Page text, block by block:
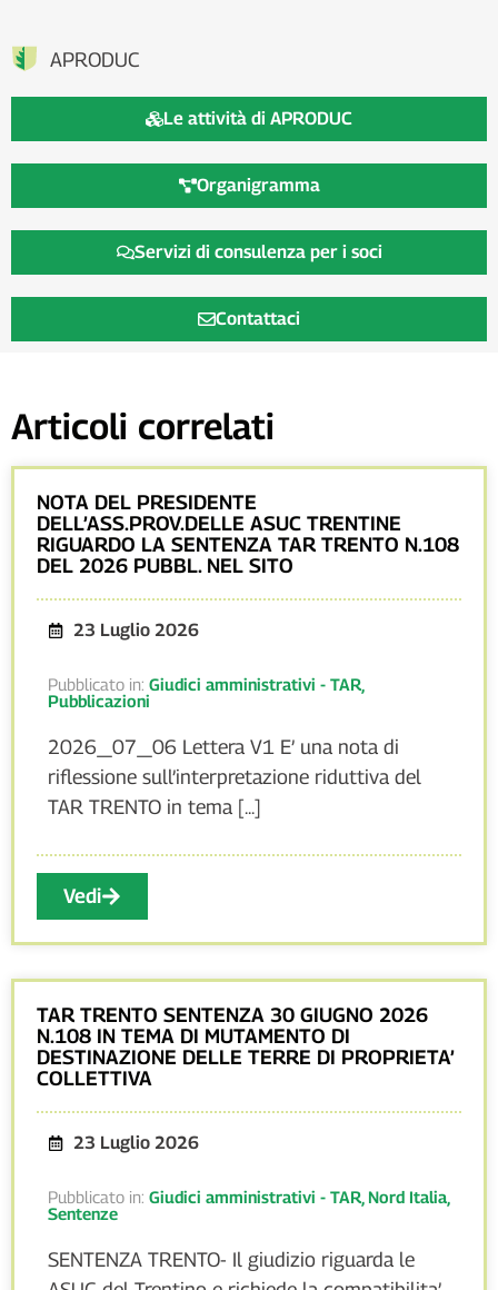
APRODUC
Le attività di APRODUC
Organigramma
Servizi di consulenza per i soci
Contattaci
Articoli correlati
NOTA DEL PRESIDENTE
DELL’ASS.PROV.DELLE ASUC TRENTINE
RIGUARDO LA SENTENZA TAR TRENTO N.108
DEL 2026 PUBBL. NEL SITO
23 Luglio 2026
Pubblicato in: Giudici amministrativi - TAR,
Pubblicazioni
2026_07_06 Lettera V1 E’ una nota di
riflessione sull’interpretazione riduttiva del
TAR TRENTO in tema [...]
Vedi
TAR TRENTO SENTENZA 30 GIUGNO 2026
N.108 IN TEMA DI MUTAMENTO DI
DESTINAZIONE DELLE TERRE DI PROPRIETA’
COLLETTIVA
23 Luglio 2026
Pubblicato in: Giudici amministrativi - TAR, Nord Italia,
Sentenze
SENTENZA TRENTO- Il giudizio riguarda le